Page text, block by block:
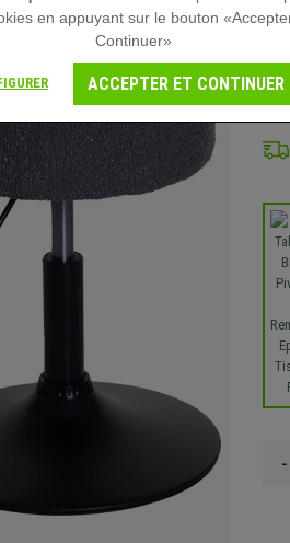
-
en appuyant sur le bouton
Continuer»
ACCEPTER ET CONTINUER